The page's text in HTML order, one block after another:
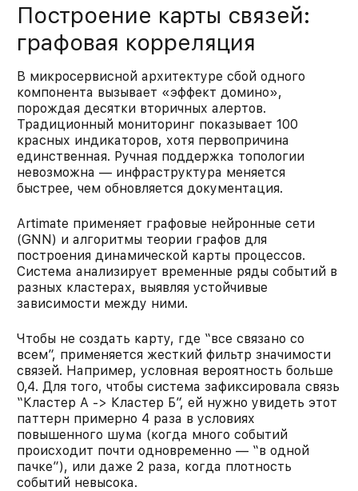
Построение карты связей:
графовая корреляция
В микросервисной архитектуре сбой одного
компонента вызывает «эффект домино»,
порождая десятки вторичных алертов.
Традиционный мониторинг показывает 100
красных индикаторов, хотя первопричина
единственная. Ручная поддержка топологии
невозможна — инфраструктура меняется
быстрее, чем обновляется документация.
Artimate применяет графовые нейронные сети
(GNN) и алгоритмы теории графов для
построения динамической карты процессов.
Система анализирует временные ряды событий в
разных кластерах, выявляя устойчивые
зависимости между ними.
Чтобы не создать карту, где “все связано со
всем”, применяется жесткий фильтр значимости
связей. Например, условная вероятность больше
0,4. Для того, чтобы система зафиксировала связь
“Кластер А -> Кластер Б”, ей нужно увидеть этот
паттерн примерно 4 раза в условиях
повышенного шума (когда много событий
происходит почти одновременно — “в одной
пачке”), или даже 2 раза, когда плотность
событий невысока.